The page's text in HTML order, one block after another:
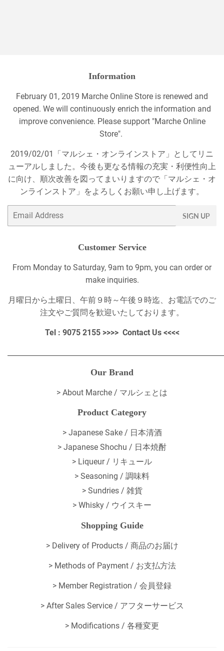
Information
February 01, 2019 Marche Online Store is renewed and
opened. We will continuously enrich the information and
improve convenience. Please support "Marche Online
Store".
2019/02/01「マルシェ・オンラインストア」としてリニ
ューアルしました。今後も更なる情報の充実・利便性向上
に向け、順次改善を図ってまいりますので「マルシェ・オ
ンラインストア」をよろしくお願い申し上げます。
Email
SIGN UP
Customer Service
From Monday to Saturday, 9am to 9pm, you can order or
make inquiries.
月曜日から土曜日、午前９時～午後９時迄、お電話でのご
注文やご質問を歓迎いたしております。
Tel : 9075 2155 >>>> Contact Us<<<<
Our Brand
> About Marche / マルシェとは
Product Category
> Japanese Sake / 日本清酒
> Japanese Shochu / 日本焼酎
> Liqueur / リキュール
> Seasoning / 調味料
> Sundries / 雑貨
> Whisky / ウイスキー
Shopping Guide
> Delivery of Products / 商品のお届け
> Methods of Payment / お支払方法
> Member Registration / 会員登録
> After Sales Service / アフターサービス
> Modifications / 各種変更